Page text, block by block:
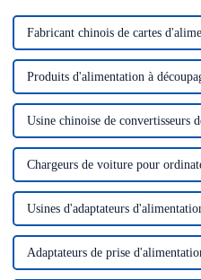
Fabricant chinois de cartes
Produits d'alimentation à
Usine chinoise de convertisseurs
Chargeurs de voiture pour
Usines d'adaptateurs
Adaptateurs de prise